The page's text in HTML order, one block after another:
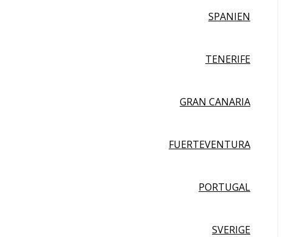
SPANIEN
TENERIFE
GRAN CANARIA
FUERTEVENTURA
PORTUGAL
SVERIGE